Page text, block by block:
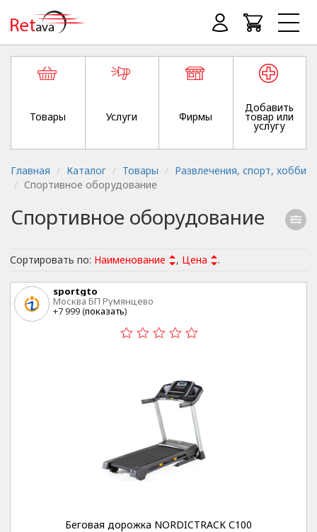
Товары Услуги Фирмы
Добавить
товар или
услугу
Главная Каталог Товары
Развлечения, спорт, хобби
Спортивное оборудование
Спортивное оборудование
Сортировать по: Наименование , Цена .
sportgto
Москва БП Румянцево
+7 999 (показать)
Беговая дорожка NORDICTRACK С100